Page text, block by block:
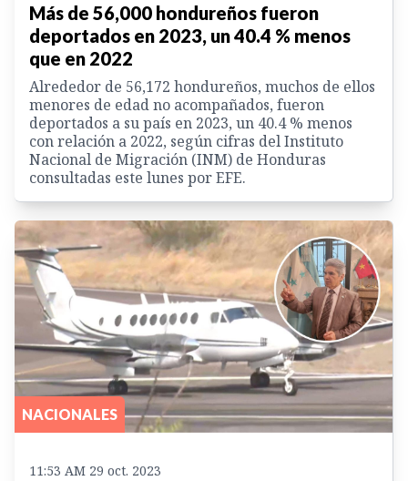
Más de 56,000 hondureños fueron
deportados en 2023, un 40.4 % menos
que en 2022
Alrededor de 56,172 hondureños, muchos de ellos
menores de edad no acompañados, fueron
deportados a su país en 2023, un 40.4 % menos
con relación a 2022, según cifras del Instituto
Nacional de Migración (INM) de Honduras
consultadas este lunes por EFE.
NACIONALES
11:53 AM 29 oct. 2023